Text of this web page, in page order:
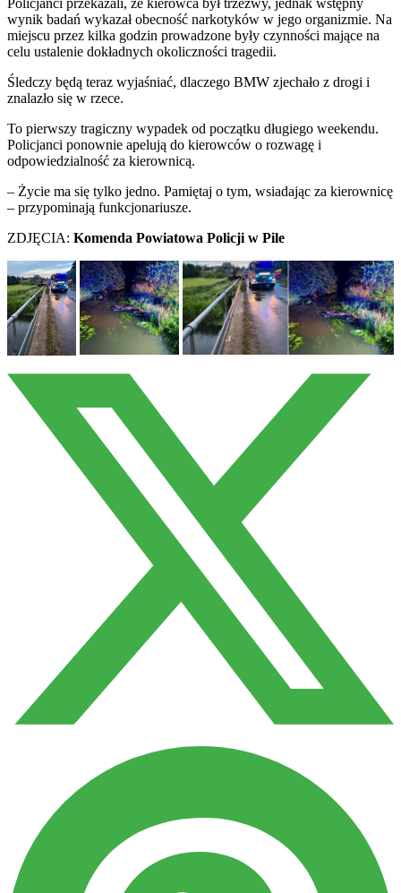
Policjanci przekazali, że kierowca był trzeźwy, jednak wstępny
wynik badań wykazał obecność narkotyków w jego organizmie. Na
miejscu przez kilka godzin prowadzone były czynności mające na
celu ustalenie dokładnych okoliczności tragedii.
Śledczy będą teraz wyjaśniać, dlaczego BMW zjechało z drogi i
znalazło się w rzece.
To pierwszy tragiczny wypadek od początku długiego weekendu.
Policjanci ponownie apelują do kierowców o rozwagę i
odpowiedzialność za kierownicą.
– Życie ma się tylko jedno. Pamiętaj o tym, wsiadając za kierownicę
– przypominają funkcjonariusze.
ZDJĘCIA: Komenda Powiatowa Policji w Pile